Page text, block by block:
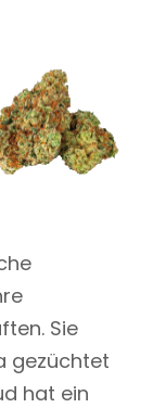
Sie
gezüchtet
hat ein